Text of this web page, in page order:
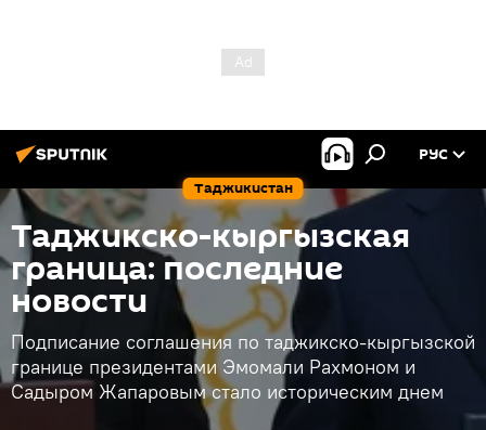
Таджикистан
РУС
Таджикско-кыргызская
граница: последние
новости
Подписание соглашения по таджикско-кыргызской
границе президентами Эмомали Рахмоном и
Садыром Жапаровым стало историческим днем